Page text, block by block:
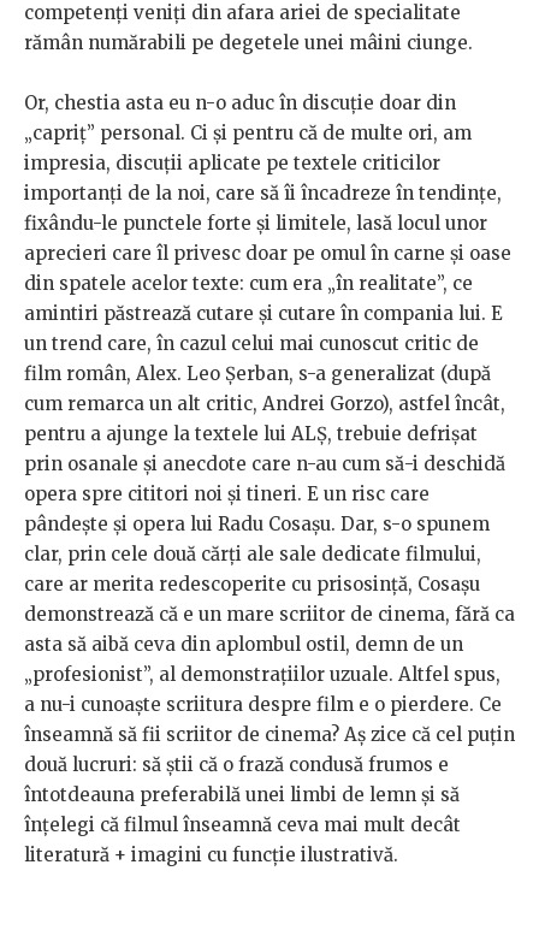
competenți veniți din afara ariei de specialitate
rămân numărabili pe degetele unei mâini ciunge.
Or, chestia asta eu n-o aduc în discuție doar din
„capriț” personal. Ci și pentru că de multe ori, am
impresia, discuții aplicate pe textele criticilor
importanți de la noi, care să îi încadreze în tendințe,
fixându-le punctele forte și limitele, lasă locul unor
aprecieri care îl privesc doar pe omul în carne și oase
din spatele acelor texte: cum era „în realitate”, ce
amintiri păstrează cutare și cutare în compania lui. E
un trend care, în cazul celui mai cunoscut critic de
film român, Alex. Leo Șerban, s-a generalizat (după
cum remarca un alt critic, Andrei Gorzo), astfel încât,
pentru a ajunge la textele lui ALȘ, trebuie defrișat
prin osanale și anecdote care n-au cum să-i deschidă
opera spre cititori noi și tineri. E un risc care
pândește și opera lui Radu Cosașu. Dar, s-o spunem
clar, prin cele două cărți ale sale dedicate filmului,
care ar merita redescoperite cu prisosință, Cosașu
demonstrează că e un mare scriitor de cinema, fără ca
asta să aibă ceva din aplombul ostil, demn de un
„profesionist”, al demonstrațiilor uzuale. Altfel spus,
a nu-i cunoaște scriitura despre film e o pierdere. Ce
înseamnă să fii scriitor de cinema? Aș zice că cel puțin
două lucruri: să știi că o frază condusă frumos e
întotdeauna preferabilă unei limbi de lemn și să
înțelegi că filmul înseamnă ceva mai mult decât
literatură + imagini cu funcție ilustrativă.